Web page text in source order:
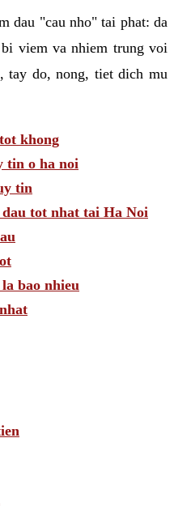
dau "cau nho" tai phat: da
viem va nhiem trung voi
tay do, nong, tiet dich mu
khong
tin o ha noi
tin
tot nhat tai Ha Noi
bao nhieu